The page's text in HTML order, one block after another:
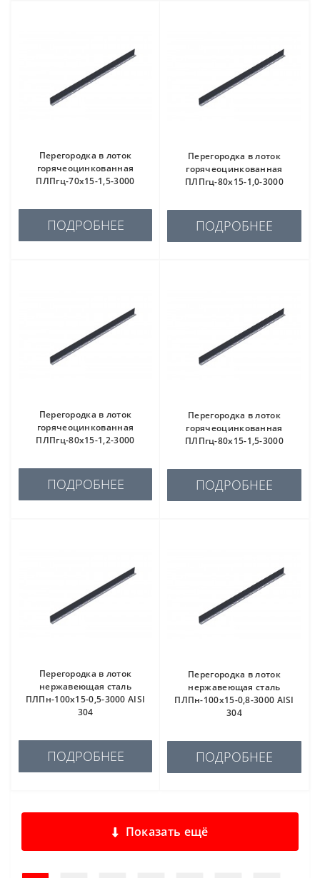
Перегородка в лоток
горячеоцинкованная
ПЛПгц-70х15-1,5-3000
ПОДРОБНЕЕ
Перегородка в лоток
горячеоцинкованная
ПЛПгц-80х15-1,0-3000
ПОДРОБНЕЕ
Перегородка в лоток
горячеоцинкованная
ПЛПгц-80х15-1,2-3000
ПОДРОБНЕЕ
Перегородка в лоток
горячеоцинкованная
ПЛПгц-80х15-1,5-3000
ПОДРОБНЕЕ
Перегородка в лоток
нержавеющая сталь
ПЛПн-100х15-0,5-3000 AISI
304
ПОДРОБНЕЕ
Перегородка в лоток
нержавеющая сталь
ПЛПн-100х15-0,8-3000 AISI
304
ПОДРОБНЕЕ
Показать ещё